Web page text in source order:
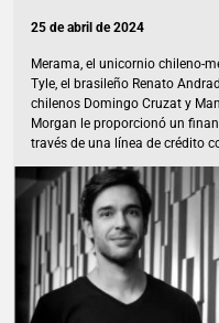
25 de abril de 2024
Merama, el unicornio chileno-
Tyle, el brasileño Renato
chilenos Domingo Cruzat y
Morgan le proporcionó un
través de una línea de crédito
para continuar impulsando el
«Esta nueva línea de crédito
unidades de negocio,
nuevas oportunidades de
importante […]